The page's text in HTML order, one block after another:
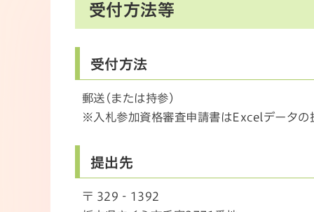
受付方法等
受付方法
郵送(または持参)
※入札参加資格審査申請書はExcelデータの
提出先
〒 329‐1392